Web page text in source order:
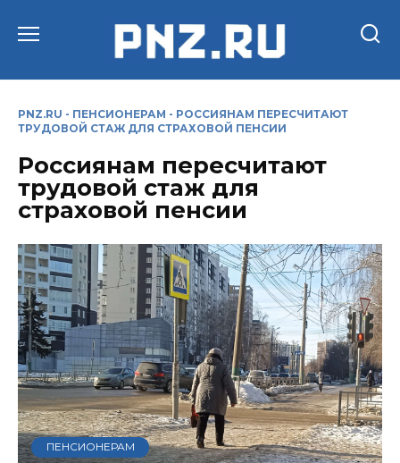
PNZ.RU - ПЕНСИОНЕРАМ - РОССИЯНАМ ПЕРЕСЧИТАЮТ
ТРУДОВОЙ СТАЖ ДЛЯ СТРАХОВОЙ ПЕНСИИ
Россиянам пересчитают
трудовой стаж для
страховой пенсии
ПЕНСИОНЕРАМ